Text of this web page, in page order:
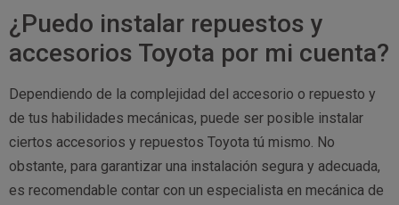
¿Puedo instalar repuestos y
accesorios Toyota por mi cuenta?
Dependiendo de la complejidad del accesorio o repuesto y
de tus habilidades mecánicas, puede ser posible instalar
ciertos accesorios y repuestos Toyota tú mismo. No
obstante, para garantizar una instalación segura y adecuada,
es recomendable contar con un especialista en mecánica de